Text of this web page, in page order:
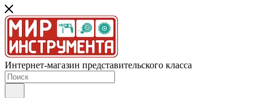
Интернет-магазин представительского класса